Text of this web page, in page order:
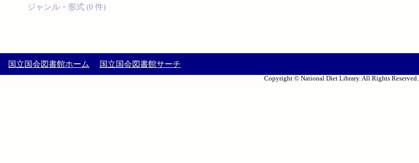
ジャンル・形式 (0 件)
国立国会図書館ホーム 国立国会図書館サーチ
Copyright © National Diet Library. All Rights Reserved.